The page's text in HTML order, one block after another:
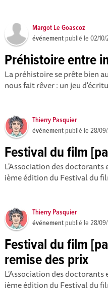
Margot Le Goascoz
événement publié le02/10/
Préhistoire entre
La préhistoire se prête bien
nous fait rêver : un jeu
Thierry Pasquier
événement publié le28/
Festival du film
L'Association des doctorants
ième édition du Festival du
Thierry Pasquier
événement publié le28/
Festival du film
remise des prix
L'Association des doctorants
ième édition du Festival du